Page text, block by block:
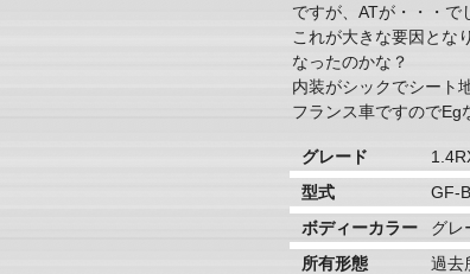
ですが、ATが・・・で
これが大きな要因とな
なったのかな？
内装がシックでシート
フランス車ですのでEg
グレード
型式
GF-
ボディーカラー
グレ
所有形態
過去